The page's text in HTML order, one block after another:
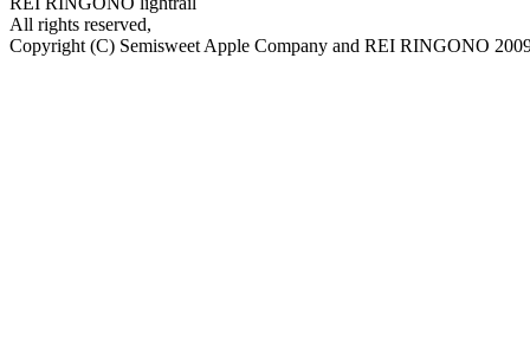
All rights reserved,
Copyright (C) Semisweet Apple Company and REI RINGONO